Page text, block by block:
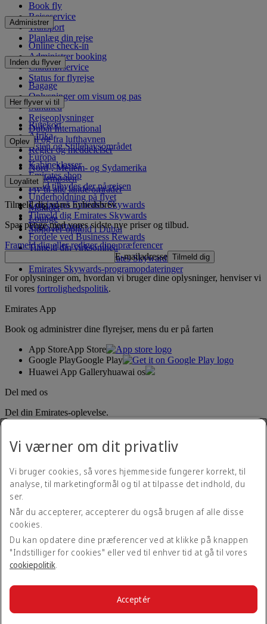
Book fly
Rejseservice
Transport
Planlæg din rejse
Administrer
Online check-in
Administrer booking
Chaufførservice
Status for flyrejse
Inden du flyver
Bagage
Oplysninger om visum og pas
Sundhed
Rejseoplysninger
Dubai International
Til og fra lufthavnen
Regler og meddelelser
Her flyver vi til
Rutekort
Afrika
Asien og Stillehavsområdet
Europa
Nord-, Mellem- og Sydamerika
Mellemøsten
Fly til alle lande/områder
Oplev
Kabineklasser
Emirates shop
Hvad tilbydes der på rejsen
Underholdning på flyet
Måltider
Lounge
Stopover-ophold i Dubai
Loyalitet
Log ind på Emirates Skywards
Tilmeld dig Emirates Skywards
Vores partnere
Fordele ved Business Rewards
Tilmeld din virksomhed
Programregler for Emirates Skywards
Emirates Skywards-programopdateringer
Tilmeld dig vores nyhedsbrev
Spar penge med vores sidste nye priser og tilbud.
Frameld dig eller rediger dine præferencer
E-mailadresse Tilmeld dig
For oplysninger om, hvordan vi bruger dine oplysninger, henviser vi
til vores fortrolighedspolitik.
Emirates App
Book og administrer dine flyrejser, mens du er på farten
App StoreApp Store
Google PlayGoogle Play
Huawei App Galleryhuawai os
Del med os
Del din Emirates-oplevelse.
Tilgængelighedserklæring
Kontakt os
Privatlivspolitik
Vilkår og betingelser
Cookiepolitik
Cybersikkerhed
Vi værner om dit privatliv
Vi bruger cookies, så vores hjemmeside fungerer korrekt, til
analyse, til marketingformål og til at tilpasse det indhold, du
ser.
Når du accepterer, accepterer du også brugen af alle disse
cookies.
Du kan opdatere dine præferencer ved at klikke på knappen
"Indstilliger for cookies" eller ved til enhver tid at gå til vores
cookiepolitik.
Acceptér